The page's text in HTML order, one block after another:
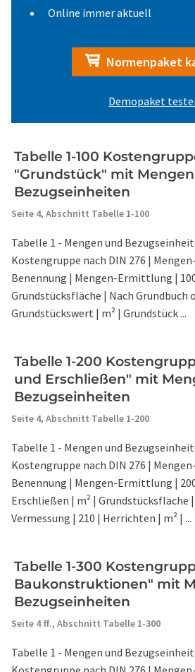
Online immer aktuell
Normenpaket
Demopaket
Tabelle 1-100
"Grundstück" mit
Bezugseinheiten
Seite 4, Abschnitt Tabelle 1-100
Tabelle 1 - Mengen und
Kostengruppe nach DIN 276 |
Benennung | Mengen-Ermittlung |
Grundstücksfläche | Nach Grundbuch
Grundstückswert | m² | Grundstück ...
Tabelle 1-200
und Erschließen" mit
Bezugseinheiten
Seite 4, Abschnitt Tabelle 1-200
Tabelle 1 - Mengen und
Kostengruppe nach DIN 276 |
Benennung | Mengen-Ermittlung |
Erschließen | m² | Grundstücksfläche
Vermessung | 210 | Herrichten | m² | ...
Tabelle 1-300
Baukonstruktionen" mit
Bezugseinheiten
Seite 4 ff., Abschnitt Tabelle 1-300
Tabelle 1 - Mengen und